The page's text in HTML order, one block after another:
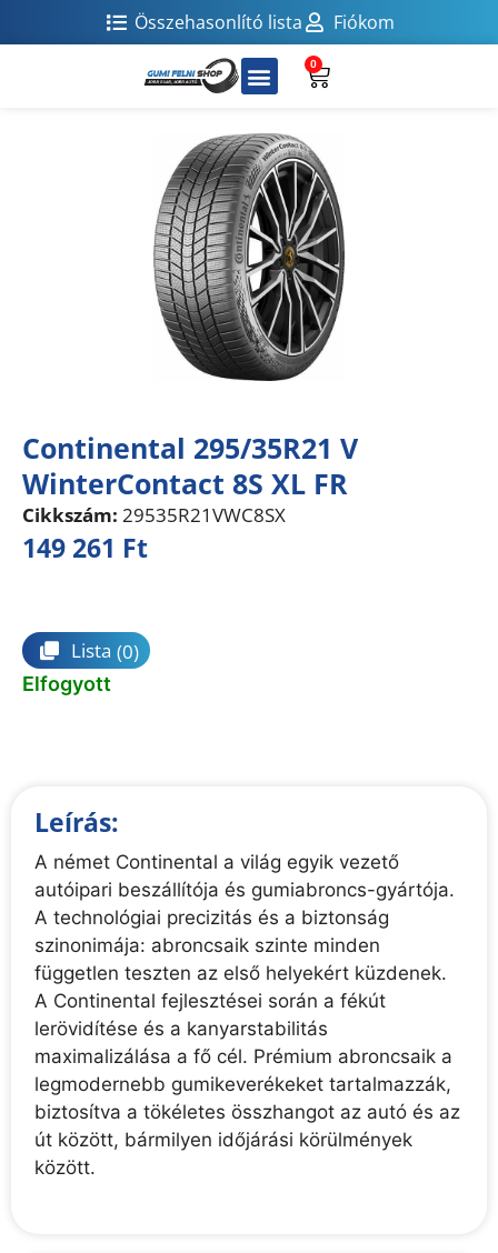
Összehasonlító lista Fiókom
0
Continental 295/35R21 V
WinterContact 8S XL FR
Cikkszám: 29535R21VWC8SX
149 261 Ft
Lista (0)
Elfogyott
Leírás:
A német Continental a világ egyik vezető
autóipari beszállítója és gumiabroncs-gyártója.
A technológiai precizitás és a biztonság
szinonimája: abroncsaik szinte minden
független teszten az első helyekért küzdenek.
A Continental fejlesztései során a fékút
lerövidítése és a kanyarstabilitás
maximalizálása a fő cél. Prémium abroncsaik a
legmodernebb gumikeverékeket tartalmazzák,
biztosítva a tökéletes összhangot az autó és az
út között, bármilyen időjárási körülmények
között.